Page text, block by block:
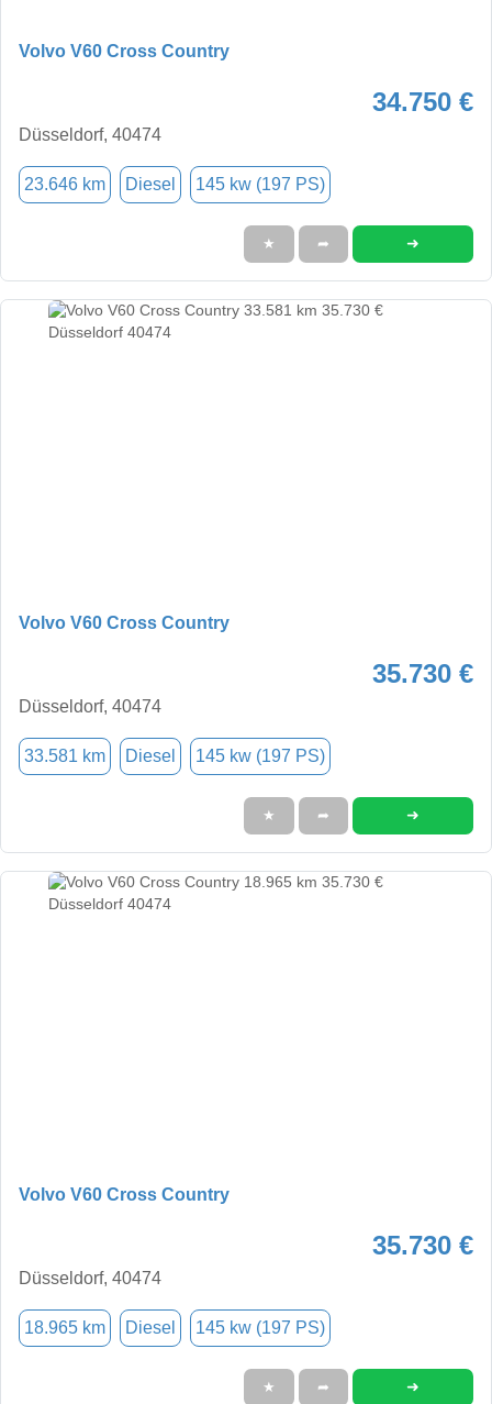
Volvo V60 Cross Country
34.750 €
Düsseldorf, 40474
23.646 km Diesel 145 kw (197 PS)
★ ➦ ➜
Volvo V60 Cross Country
35.730 €
Düsseldorf, 40474
33.581 km Diesel 145 kw (197 PS)
★ ➦ ➜
Volvo V60 Cross Country
35.730 €
Düsseldorf, 40474
18.965 km Diesel 145 kw (197 PS)
★ ➦ ➜